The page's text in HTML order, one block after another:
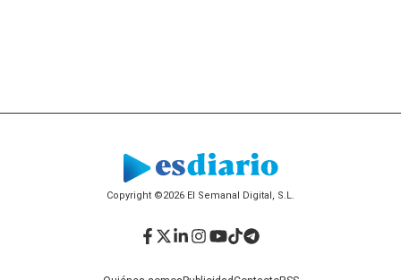
Copyright ©2026 El Semanal Digital, S.L.
Facebook
Twitter
LinkedIn
Instagram
YouTube
TikTok
Telegram